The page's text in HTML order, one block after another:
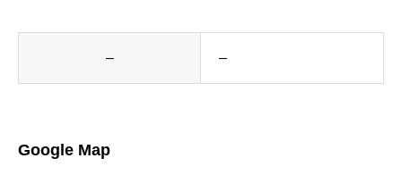
– –
Google Map